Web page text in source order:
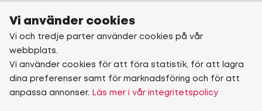
Vi använder cookies
Vi och tredje parter använder cookies på vår
webbplats.
Vi använder cookies för att föra statistik, för att lagra
dina preferenser samt för marknadsföring och för att
anpassa annonser.
Läs mer i vår integritetspolicy